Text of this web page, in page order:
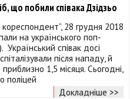
що побили співака Дзідзьо
28 грудня 2018
на українського поп-
співак досі
після нападу, й
1,5 місяця. Сьогодні,
поліцей
Докладніше >>